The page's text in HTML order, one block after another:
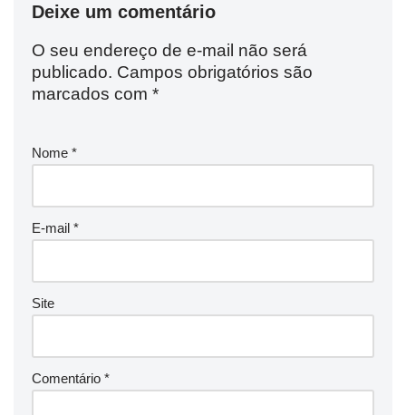
Deixe um comentário
O seu endereço de e-mail não será
publicado. Campos obrigatórios são
marcados com *
Nome *
E-mail *
Site
Comentário *